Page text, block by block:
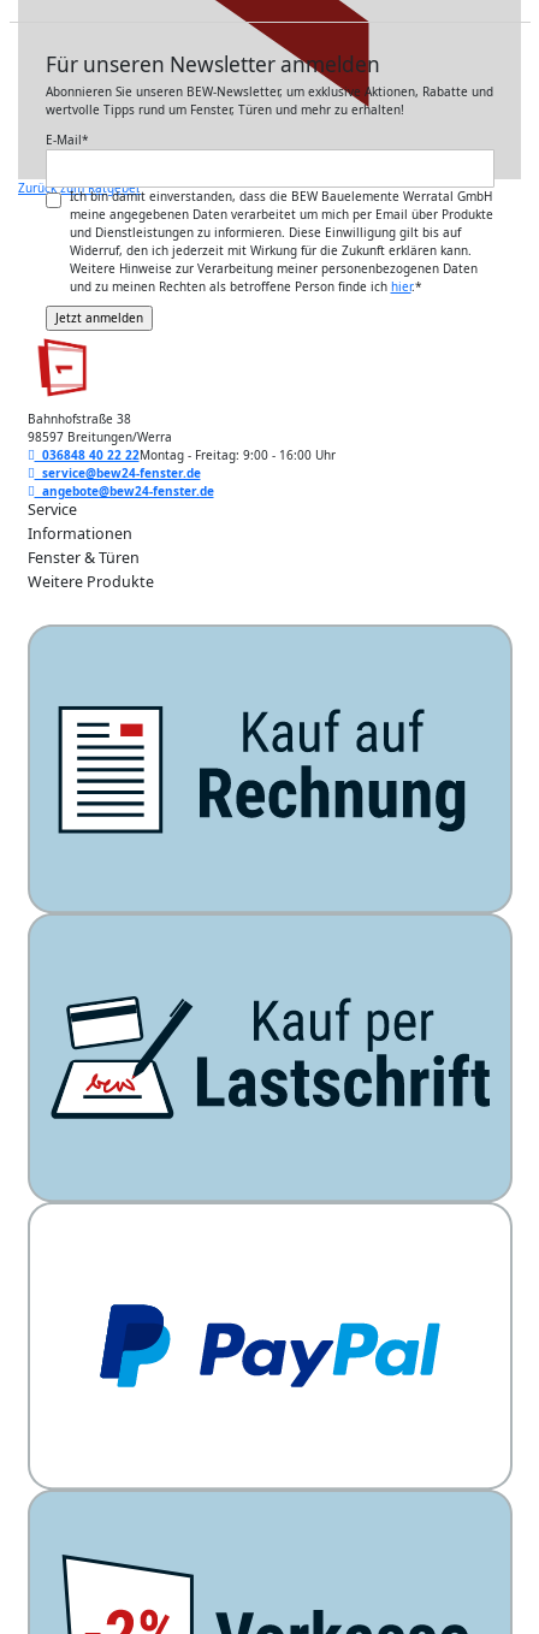
Zurück zum Ratgeber
Für unseren Newsletter anmelden
Abonnieren Sie unseren BEW-Newsletter, um exklusive Aktionen, Rabatte und
wertvolle Tipps rund um Fenster, Türen und mehr zu erhalten!
E-Mail*
Ich bin damit einverstanden, dass die BEW Bauelemente Werratal GmbH
meine angegebenen Daten verarbeitet um mich per Email über Produkte
und Dienstleistungen zu informieren. Diese Einwilligung gilt bis auf
Widerruf, den ich jederzeit mit Wirkung für die Zukunft erklären kann.
Weitere Hinweise zur Verarbeitung meiner personenbezogenen Daten
und zu meinen Rechten als betroffene Person finde ich hier.*
Bahnhofstraße 38
98597 Breitungen/Werra
036848 40 22 22Montag - Freitag: 9:00 - 16:00 Uhr
service@bew24-fenster.de
angebote@bew24-fenster.de
Service
Informationen
Fenster & Türen
Weitere Produkte